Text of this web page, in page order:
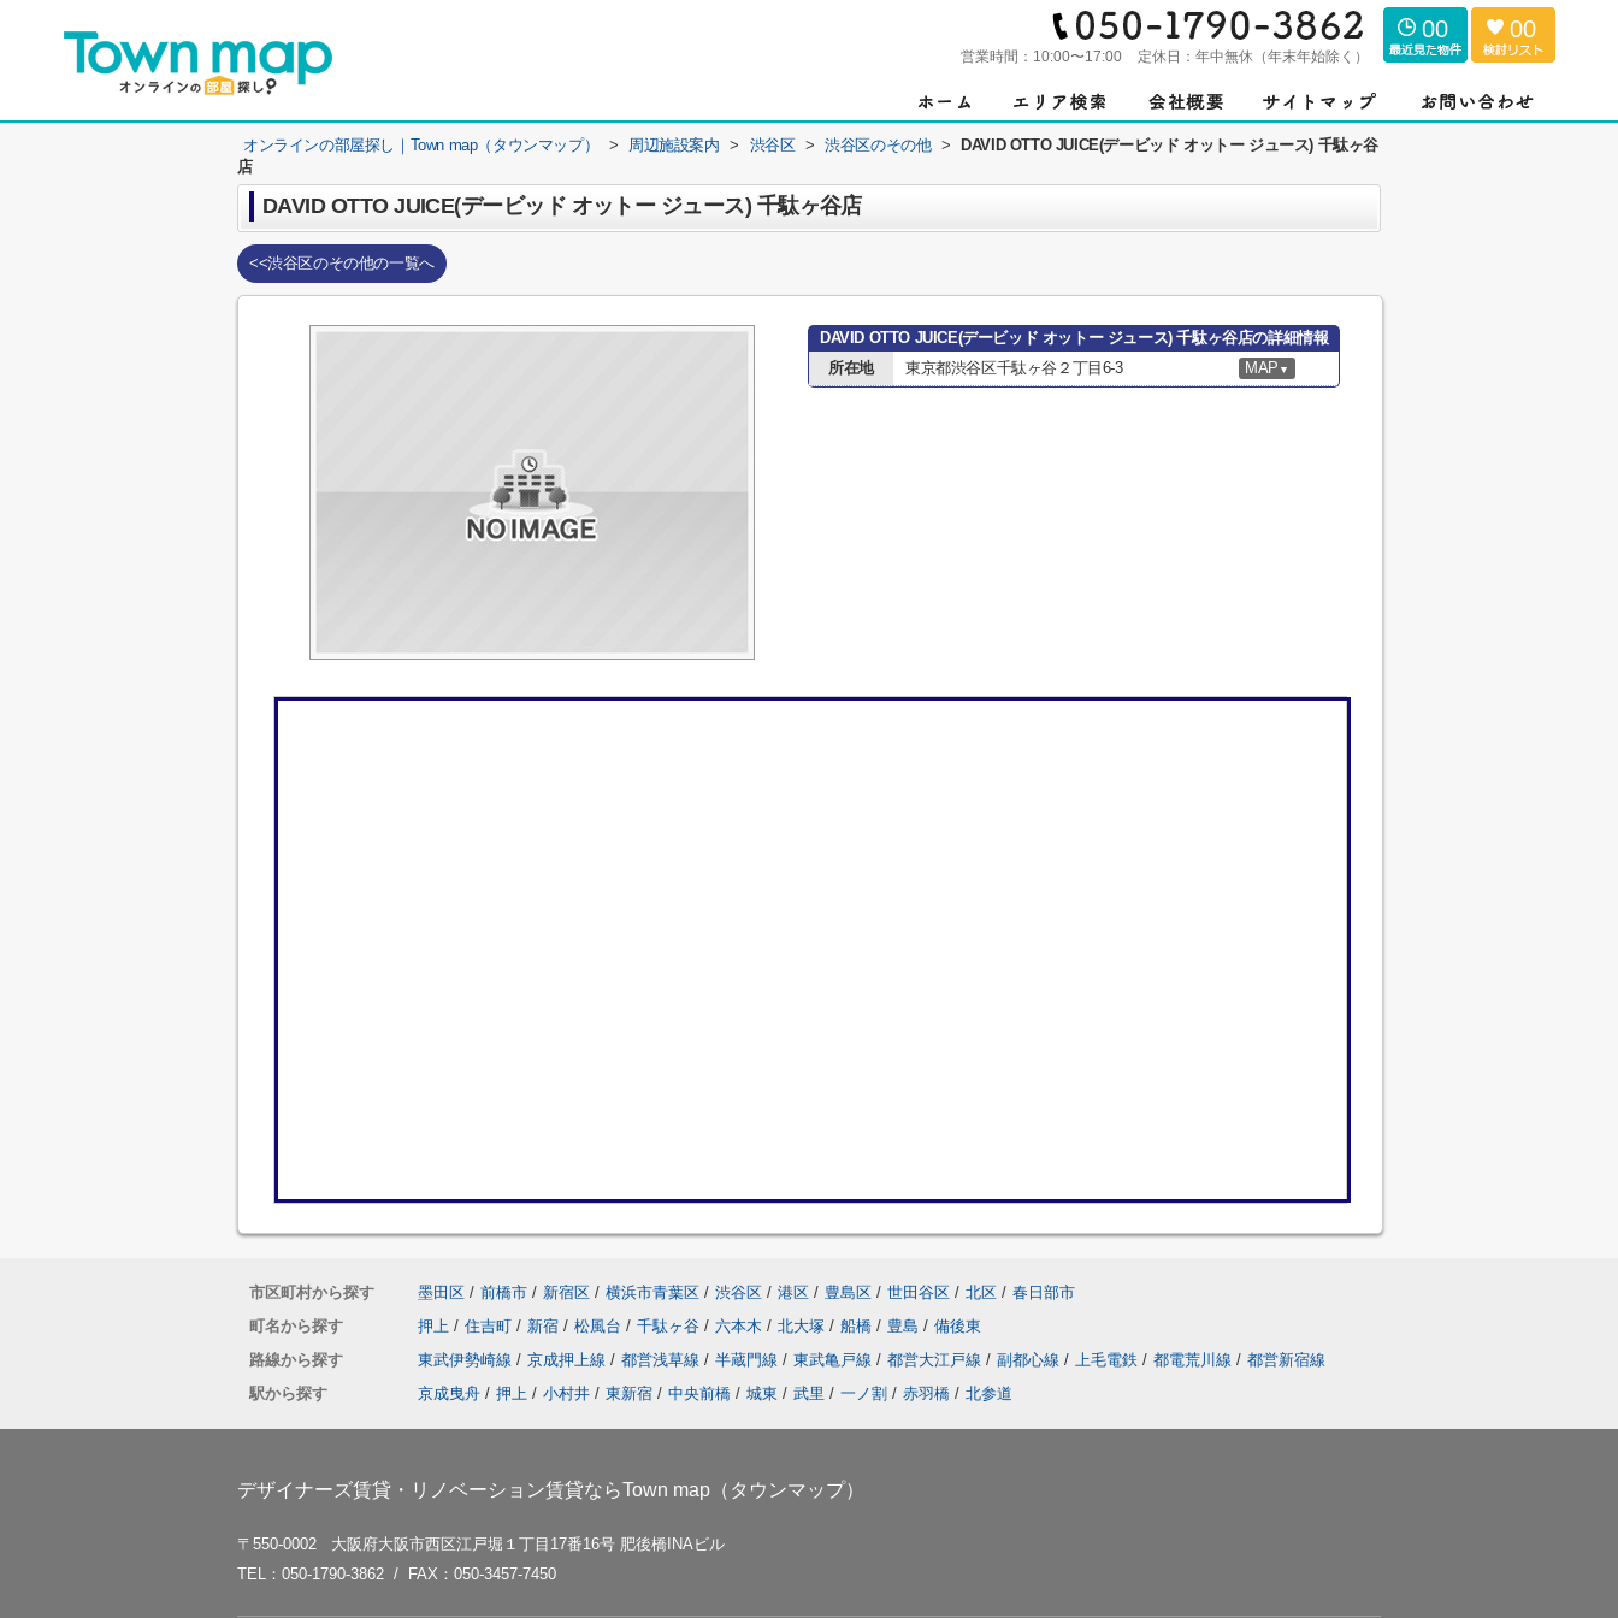
営業時間： 10:00〜17:00 定休日： 年中無休（年末年始除く）
00 00
オンラインの部屋探し｜Town map（タウンマップ） > 周辺施設案内 > 渋谷区 > 渋谷区のその他 >
DAVID OTTO JUICE(デービッド オットー ジュース) 千駄ヶ谷
店
DAVID OTTO JUICE(デービッド オットー ジュース) 千駄ヶ谷店
<<渋谷区のその他の一覧へ
DAVID OTTO JUICE(デービッド オットー ジュース) 千駄ヶ谷店の詳細情報
所在地
東京都渋谷区千駄ヶ谷２丁目6-3 MAP ▼
市区町村から探す 墨田区 / 前橋市 / 新宿区 / 横浜市青葉区 / 渋谷区 / 港区 / 豊島区 / 世田谷区 / 北区 / 春日部市
町名から探す
押上 / 住吉町 / 新宿 / 松風台 / 千駄ヶ谷 / 六本木 / 北大塚 / 船橋 / 豊島 / 備後東
路線から探す
東武伊勢崎線 / 京成押上線 / 都営浅草線 / 半蔵門線 / 東武亀戸線 / 都営大江戸線 / 副都心線 / 上毛電鉄 / 都電荒川線 / 都営新宿線
駅から探す
京成曳舟 / 押上 / 小村井 / 東新宿 / 中央前橋 / 城東 / 武里 / 一ノ割 / 赤羽橋 / 北参道
デザイナーズ賃貸・リノベーション賃貸ならTown map（タウンマップ）
〒550-0002 大阪府大阪市西区江戸堀１丁目17番16号 肥後橋INAビル
TEL：050-1790-3862 / FAX：050-3457-7450